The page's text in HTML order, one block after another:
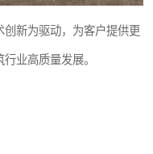
新为驱动，为客户提供更
业高质量发展。